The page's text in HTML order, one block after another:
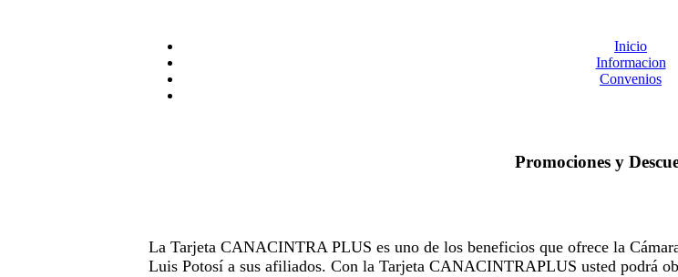
Inicio
Informacion
Convenios
Promociones y
La Tarjeta CANACINTRA PLUS es uno de los beneficios que ofrece la
Luis Potosí a sus afiliados. Con la Tarjeta CANACINTRAPLUS usted podrá